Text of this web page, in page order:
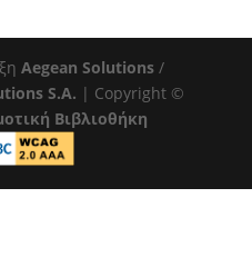
Aegean Solutions /
S.A. | Copyright ©
Βιβλιοθήκη